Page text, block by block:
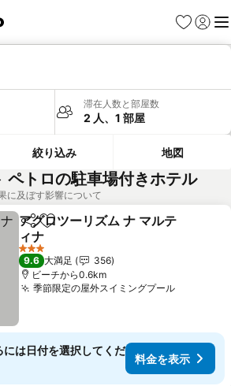
お気に入り
ログイ
メ
滞在人数と部屋数
2 人、1 部屋
絞り込み 地図
ペトロの駐車場付きホテル
に及ぼす影響について
シェアお気に入りに追加
アグロツーリズム ナ マルテ
ィナ
3 ホテルのランク
9.6 大満足
356
ビーチから0.6km
季節限定の屋外スイミングプール
は日付を選択してくだ
料金を表示